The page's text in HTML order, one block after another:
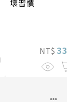
壞習慣
NT$